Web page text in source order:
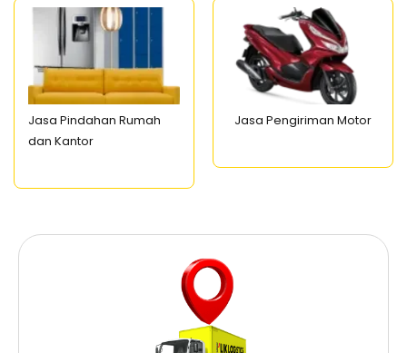
Jasa Pindahan Rumah
dan Kantor
Jasa Pengiriman Motor